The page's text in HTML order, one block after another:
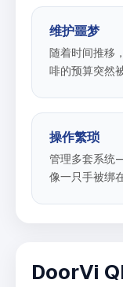
维护噩梦
随着时间推移
啡的预算突然
操作繁琐
管理多套系
像一只手被绑
DoorVi